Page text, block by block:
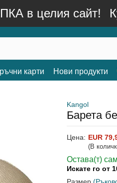
в целия сайт!
карти Нови продукти
Kangol
Барета
Цена: EUR
(В
Остава(т)
Искате го от